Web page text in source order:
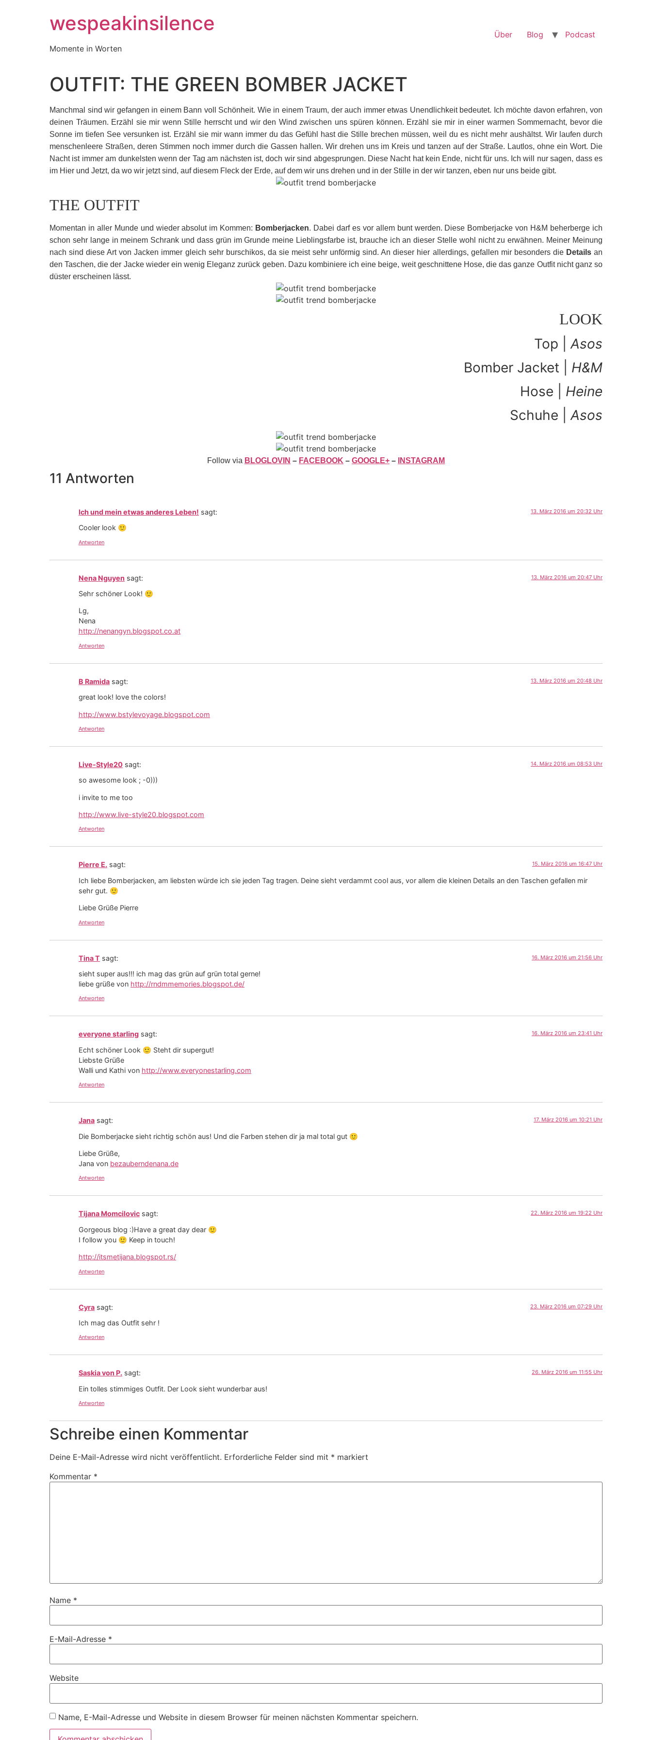
wespeakinsilence
Momente in Worten
Über Blog Podcast
OUTFIT: THE GREEN BOMBER JACKET
Manchmal sind wir gefangen in einem Bann voll Schönheit. Wie in einem Traum, der auch immer etwas Unendlichkeit bedeutet. Ich möchte davon erfahren, von
deinen Träumen. Erzähl sie mir wenn Stille herrscht und wir den Wind zwischen uns spüren können. Erzähl sie mir in einer warmen Sommernacht, bevor die
Sonne im tiefen See versunken ist. Erzähl sie mir wann immer du das Gefühl hast die Stille brechen müssen, weil du es nicht mehr aushältst. Wir laufen durch
menschenleere Straßen, deren Stimmen noch immer durch die Gassen hallen. Wir drehen uns im Kreis und tanzen auf der Straße. Lautlos, ohne ein Wort. Die
Nacht ist immer am dunkelsten wenn der Tag am nächsten ist, doch wir sind abgesprungen. Diese Nacht hat kein Ende, nicht für uns. Ich will nur sagen, dass es
im Hier und Jetzt, da wo wir jetzt sind, auf diesem Fleck der Erde, auf dem wir uns drehen und in der Stille in der wir tanzen, eben nur uns beide gibt.
THE OUTFIT
Momentan in aller Munde und wieder absolut im Kommen: Bomberjacken. Dabei darf es vor allem bunt werden. Diese Bomberjacke von H&M beherberge ich
schon sehr lange in meinem Schrank und dass grün im Grunde meine Lieblingsfarbe ist, brauche ich an dieser Stelle wohl nicht zu erwähnen. Meiner Meinung
nach sind diese Art von Jacken immer gleich sehr burschikos, da sie meist sehr unförmig sind. An dieser hier allerdings, gefallen mir besonders die Detailsan
den Taschen, die der Jacke wieder ein wenig Eleganz zurück geben. Dazu kombiniere ich eine beige, weit geschnittene Hose, die das ganze Outfit nicht ganz so
düster erscheinen lässt.
LOOK
Top | Asos
Bomber Jacket | H&M
Hose | Heine
Schuhe | Asos
Follow via BLOGLOVIN – FACEBOOK – GOOGLE+ – INSTAGRAM
11 Antworten
Ich und mein etwas anderes Leben! sagt: 13. März 2016 um 20:32 Uhr
Cooler look 🙂
Antworten
Nena Nguyen sagt: 13. März 2016 um 20:47 Uhr
Sehr schöner Look! 🙂
Lg,
Nena
http://nenangyn.blogspot.co.at
Antworten
B Ramida sagt: 13. März 2016 um 20:48 Uhr
great look! love the colors!
http://www.bstylevoyage.blogspot.com
Antworten
Live-Style20 sagt: 14. März 2016 um 08:53 Uhr
so awesome look ; -0)))
i invite to me too
http://www.live-style20.blogspot.com
Antworten
Pierre E. sagt: 15. März 2016 um 16:47 Uhr
Ich liebe Bomberjacken, am liebsten würde ich sie jeden Tag tragen. Deine sieht verdammt cool aus, vor allem die kleinen Details an den Taschen gefallen mir
sehr gut. 🙂
Liebe Grüße Pierre
Antworten
Tina T sagt: 16. März 2016 um 21:56 Uhr
sieht super aus!!! ich mag das grün auf grün total gerne!
liebe grüße von http://rndmmemories.blogspot.de/
Antworten
everyone starling sagt: 16. März 2016 um 23:41 Uhr
Echt schöner Look 🙂 Steht dir supergut!
Liebste Grüße
Walli und Kathi von http://www.everyonestarling.com
Antworten
Jana sagt: 17. März 2016 um 10:21 Uhr
Die Bomberjacke sieht richtig schön aus! Und die Farben stehen dir ja mal total gut 🙂
Liebe Grüße,
Jana von bezauberndenana.de
Antworten
Tijana Momcilovic sagt: 22. März 2016 um 19:22 Uhr
Gorgeous blog :)Have a great day dear 🙂
I follow you 🙂 Keep in touch!
http://itsmetijana.blogspot.rs/
Antworten
Cyra sagt: 23. März 2016 um 07:29 Uhr
Ich mag das Outfit sehr !
Antworten
Saskia von P. sagt: 26. März 2016 um 11:55 Uhr
Ein tolles stimmiges Outfit. Der Look sieht wunderbar aus!
Antworten
Schreibe einen Kommentar
Deine E-Mail-Adresse wird nicht veröffentlicht. Erforderliche Felder sind mit * markiert
Kommentar *
Name *
E-Mail-Adresse *
Website
Name, E-Mail-Adresse und Website in diesem Browser für meinen nächsten Kommentar speichern.